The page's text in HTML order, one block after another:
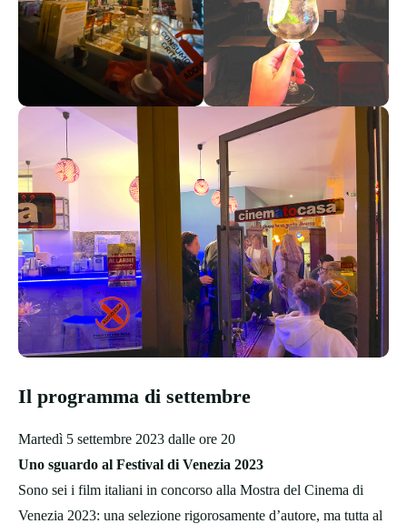
Il programma di settembre
Martedì 5 settembre 2023 dalle ore 20
Uno sguardo al Festival di Venezia 2023
Sono sei i film italiani in concorso alla Mostra del Cinema di
Venezia 2023: una selezione rigorosamente d’autore, ma tutta al